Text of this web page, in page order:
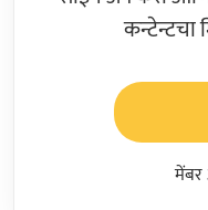
कन्टेन्टचा